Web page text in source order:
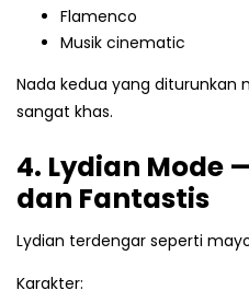
Flamenco
Musik cinematic
Nada kedua yang
sangat khas.
4. Lydian Mode
dan Fantastis
Lydian terdengar seperti
Karakter: